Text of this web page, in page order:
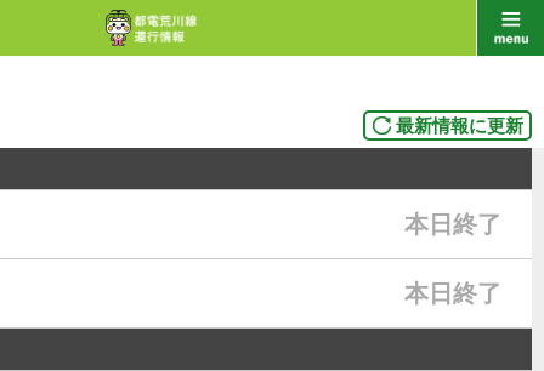
最新情報に更新
本日終了
本日終了